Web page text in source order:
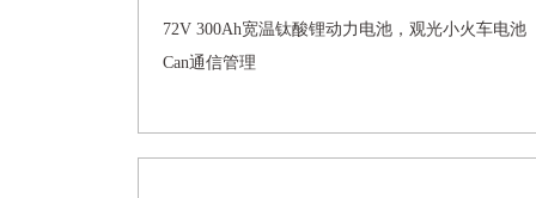
72V 300Ah宽温钛酸锂动力电池，观光小火车电池
Can通信管理